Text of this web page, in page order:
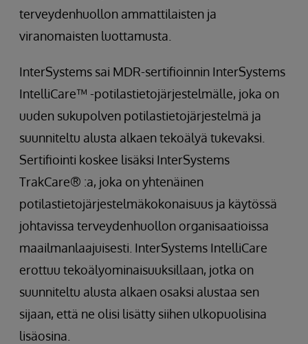
terveydenhuollon ammattilaisten ja
viranomaisten luottamusta.
InterSystems sai MDR-sertifioinnin InterSystems
IntelliCare™ -potilastietojärjestelmälle, joka on
uuden sukupolven potilastietojärjestelmä ja
suunniteltu alusta alkaen tekoälyä tukevaksi.
Sertifiointi koskee lisäksi InterSystems
TrakCare® :a, joka on yhtenäinen
potilastietojärjestelmäkokonaisuus ja käytössä
johtavissa terveydenhuollon organisaatioissa
maailmanlaajuisesti. InterSystems IntelliCare
erottuu tekoälyominaisuuksillaan, jotka on
suunniteltu alusta alkaen osaksi alustaa sen
sijaan, että ne olisi lisätty siihen ulkopuolisina
lisäosina.